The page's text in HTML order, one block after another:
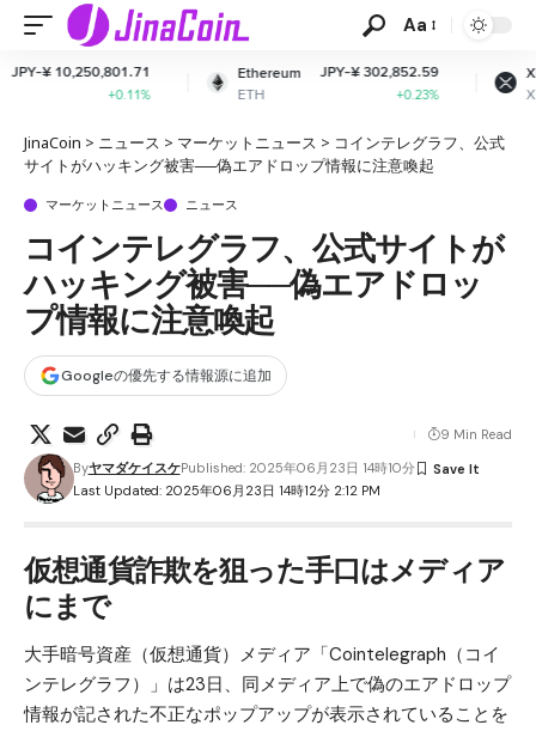
Aa
Ethereum
ETH
JPY-¥ 302,852.59
XRP
XRP
JPY-¥ 164.31
+2.01%
JinaCoin > ニュース > マーケットニュース > コインテレグラフ、公式
サイトがハッキング被害──偽エアドロップ情報に注意喚起
マーケットニュース ニュース
コインテレグラフ、公式サイトが
ハッキング被害──偽エアドロッ
プ情報に注意喚起
Googleの優先する情報源に追加
Last Updated: 2025年06月23日 14時12分 2:12 PM
ByヤマダケイスケPublished: 2025年06月23日 14時10分
9 Min Read
仮想通貨詐欺を狙った手口はメディア
にまで
大手暗号資産（仮想通貨）メディア「Cointelegraph（コイ
ンテレグラフ）」は23日、同メディア上で偽のエアドロップ
情報が記された不正なポップアップが表示されていることを